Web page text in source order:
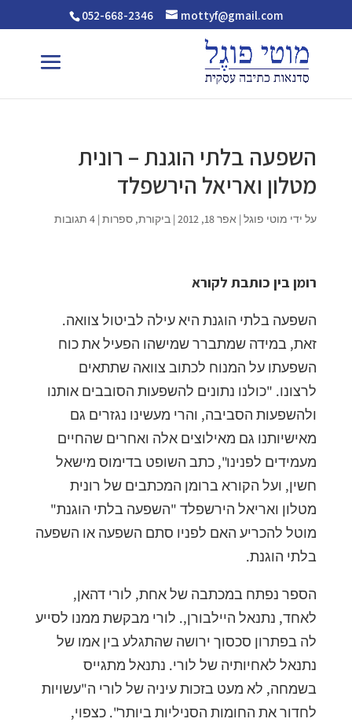
052-668-2346 mottyf@gmail.com
השפעה בלתי הוגנת – רונית
מטלון ואריאל הירשפלד
על ידי מוטי פוגל| אפר 18, 2012 | ביקורת, ספרות| 4 תגובות
רומן בין כותבת לקורא
השפעה בלתי הוגנת היא עילה לביטול צוואה.
זאת, במידה שמתברר שמישהו הפעיל את כוח
השפעתו על המנוח לכתוב צוואה שתתאים
לרצונו. "כולנו נתונים להשפעות הסובבים אותנו
ולהשפעות הסביבה, והרי מעשינו נגזרים גם
מאישיותנו גם מאילוצים אלה ואחרים שהחיים
מעמידים לפנינו", כתב השופט בדימוס מישאל
חשין, ועל הקורא ברומן המכתבים של רונית
מטלון ואריאל הירשפלד "השפעה בלתי הוגנת"
מוטל להכריע האם לפניו סתם השפעה או השפעה
בלתי הוגנת.
הספר נפתח במכתבה של אחת, לורי דהאן,
לאחד, נתנאל היילבורן,. לורי מבקשת ממנו לסייע
לה בפתרון סכסוך ירושה שהתגלע בין אמו של
נתנאל לאחיותיה של לורי. נתנאל מתגייס
בשמחה, לא מעט בזכות עיניה של לורי ה"עשויות
לחדור את החומות הסניליות ביותר". כצפוי,